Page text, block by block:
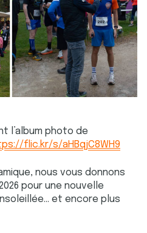
l’album photo de
flic.kr/s/aHBqjC8WH9
nous vous donnons
pour une nouvelle
et encore plus